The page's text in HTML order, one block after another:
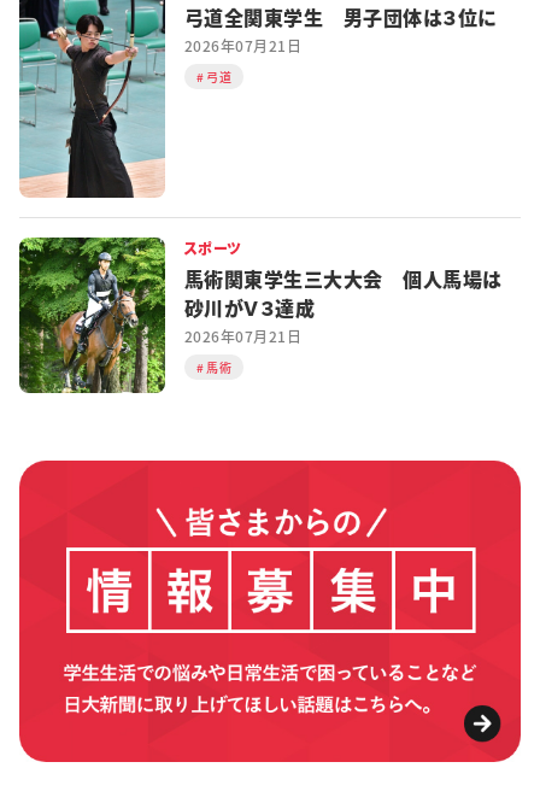
弓道全関東学生 男子団体は３位に
2026年07月21日
弓道
スポーツ
馬術関東学生三大大会 個人馬場は
砂川がＶ３達成
2026年07月21日
馬術